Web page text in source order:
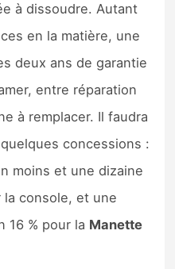
à dissoudre. Autant
en la matière, une
deux ans de garantie
entre réparation
à remplacer. Il faudra
concessions :
moins et une dizaine
la console, et une
16 % pour la Manette